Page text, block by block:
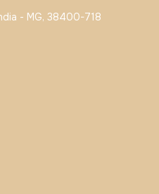
- MG, 38400-718